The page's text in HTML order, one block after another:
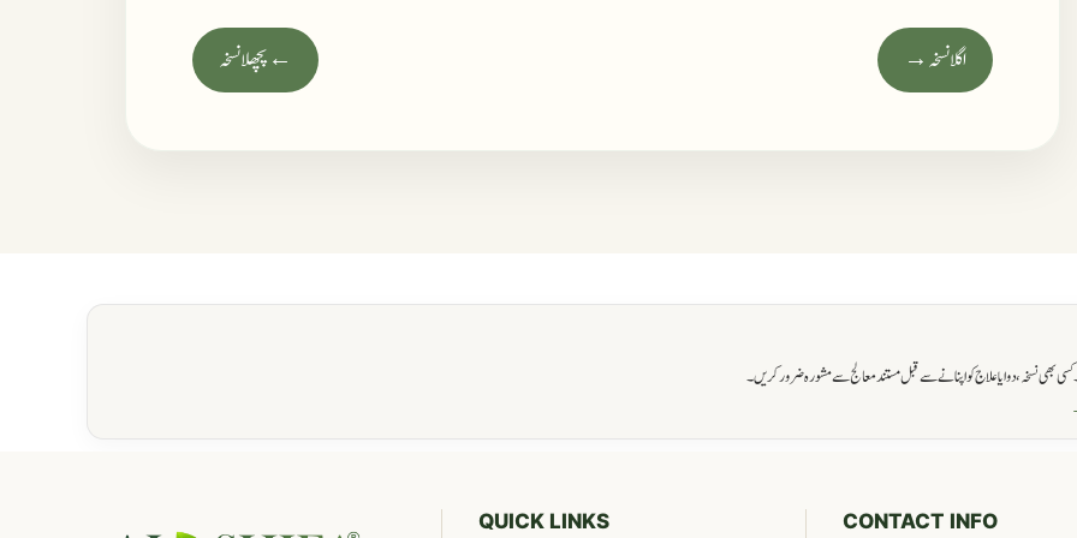
← پچھلا نسخہ اگلا نسخہ →
نسخہ، دوا یا علاج کو اپنانے سے قبل مستند معالج سے مشورہ ضرور کریں۔
QUICK LINKS CONTACT INFO